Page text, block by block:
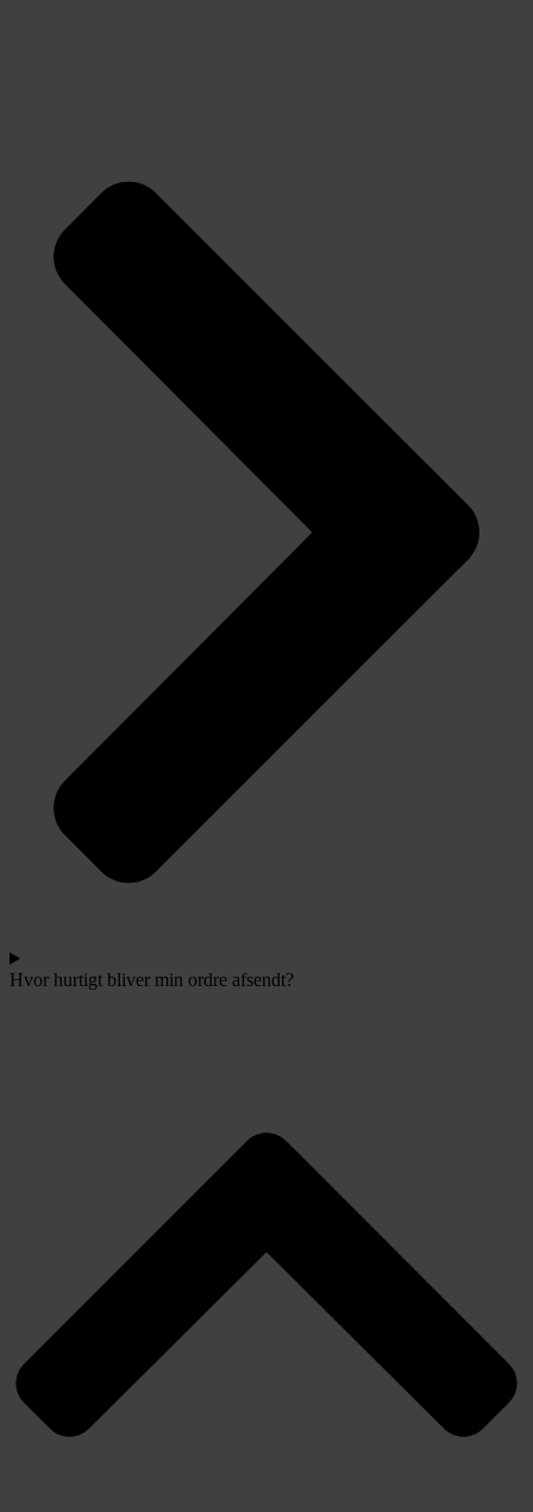
Hvor hurtigt bliver min ordre afsendt?